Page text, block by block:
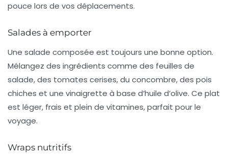
pouce lors de vos déplacements.
Salades à emporter
Une salade composée est toujours une bonne option.
Mélangez des ingrédients comme des feuilles de
salade, des tomates cerises, du concombre, des pois
chiches et une vinaigrette à base d’huile d’olive. Ce plat
est léger, frais et plein de vitamines, parfait pour le
voyage.
Wraps nutritifs